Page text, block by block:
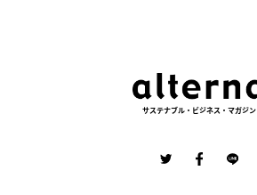
サステナブル・ビジネス・マガジン